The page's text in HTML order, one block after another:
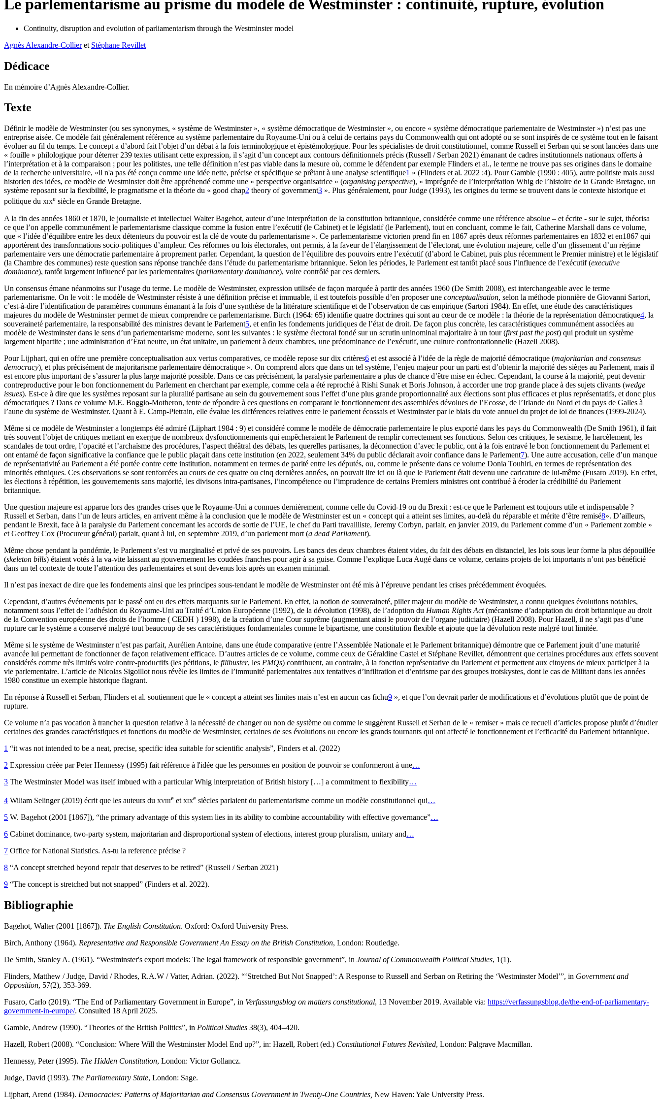
Le parlementarisme au prisme du modèle de Westminster : continuité, rupture, évolution
Continuity, disruption and evolution of parliamentarism through the Westminster model
Agnès Alexandre-Collieret Stéphane Revillet
Dédicace
En mémoire d’Agnès Alexandre-Collier.
Texte
Définir le modèle de Westminster (ou ses synonymes, « système de Westminster », « système démocratique de Westminster », ou encore « système démocratique parlementaire de Westminster ») n’est pas une
entreprise aisée. Ce modèle fait généralement référence au système parlementaire du Royaume-Uni ou à celui de certains pays du Commonwealth qui ont adopté ou se sont inspirés de ce système tout en le faisant
évoluer au fil du temps. Le concept a d’abord fait l’objet d’un débat à la fois terminologique et épistémologique. Pour les spécialistes de droit constitutionnel, comme Russell et Serban qui se sont lancées dans une
« fouille » philologique pour déterrer 239 textes utilisant cette expression, il s’agit d’un concept aux contours définitionnels précis (Russell / Serban 2021) émanant de cadres institutionnels nationaux offerts à
l’interprétation et à la comparaison ; pour les politistes, une telle définition n’est pas viable dans la mesure où, comme le défendent par exemple Flinders et al., le terme ne trouve pas ses origines dans le domaine
de la recherche universitaire, «il n'a pas été conçu comme une idée nette, précise et spécifique se prêtant à une analyse scientifique1 » (Flinders et al. 2022 :4). Pour Gamble (1990 : 405), autre politiste mais aussi
historien des idées, ce modèle de Westminster doit être appréhendé comme une « perspective organisatrice » (organising perspective), « imprégnée de l’interprétation Whig de l’histoire de la Grande Bretagne, un
système reposant sur la flexibilité, le pragmatisme et la théorie du « good chap2 theory of government3 ». Plus généralement, pour Judge (1993), les origines du terme se trouvent dans le contexte historique et
politique du xixe siècle en Grande Bretagne.
A la fin des années 1860 et 1870, le journaliste et intellectuel Walter Bagehot, auteur d’une interprétation de la constitution britannique, considérée comme une référence absolue – et écrite - sur le sujet, théorisa
ce que l’on appelle communément le parlementarisme classique comme la fusion entre l’exécutif (le Cabinet) et le législatif (le Parlement), tout en concluant, comme le fait, Catherine Marshall dans ce volume,
que « l’idée d’équilibre entre les deux détenteurs du pouvoir est la clé de voute du parlementarisme ». Ce parlementarisme victorien prend fin en 1867 après deux réformes parlementaires en 1832 et en1867 qui
apportèrent des transformations socio-politiques d’ampleur. Ces réformes ou lois électorales, ont permis, à la faveur de l’élargissement de l’électorat, une évolution majeure, celle d’un glissement d’un régime
parlementaire vers une démocratie parlementaire à proprement parler. Cependant, la question de l’équilibre des pouvoirs entre l’exécutif (d’abord le Cabinet, puis plus récemment le Premier ministre) et le législatif
(la Chambre des communes) reste question sans réponse tranchée dans l’étude du parlementarisme britannique. Selon les périodes, le Parlement est tantôt placé sous l’influence de l’exécutif (executive
dominance), tantôt largement influencé par les parlementaires (parliamentary dominance), voire contrôlé par ces derniers.
Un consensus émane néanmoins sur l’usage du terme. Le modèle de Westminster, expression utilisée de façon marquée à partir des années 1960 (De Smith 2008), est interchangeable avec le terme
parlementarisme. On le voit : le modèle de Westminster résiste à une définition précise et immuable, il est toutefois possible d’en proposer une conceptualisation, selon la méthode pionnière de Giovanni Sartori,
c’est-à-dire l’identification de paramètres communs émanant à la fois d’une synthèse de la littérature scientifique et de l’observation de cas empirique (Sartori 1984). En effet, une étude des caractéristiques
majeures du modèle de Westminster permet de mieux comprendre ce parlementarisme. Birch (1964: 65) identifie quatre doctrines qui sont au cœur de ce modèle : la théorie de la représentation démocratique4, la
souveraineté parlementaire, la responsabilité des ministres devant le Parlement5, et enfin les fondements juridiques de l’état de droit. De façon plus concrète, les caractéristiques communément associées au
modèle de Westminster dans le sens d’un parlementarisme moderne, sont les suivantes : le système électoral fondé sur un scrutin uninominal majoritaire à un tour (first past the post) qui produit un système
largement bipartite ; une administration d’État neutre, un état unitaire, un parlement à deux chambres, une prédominance de l’exécutif, une culture confrontationnelle (Hazell 2008).
Pour Lijphart, qui en offre une première conceptualisation aux vertus comparatives, ce modèle repose sur dix critères6 et est associé à l’idée de la règle de majorité démocratique (majoritarian and consensus
democracy), et plus précisément de majoritarisme parlementaire démocratique ». On comprend alors que dans un tel système, l’enjeu majeur pour un parti est d’obtenir la majorité des sièges au Parlement, mais il
est encore plus important de s’assurer la plus large majorité possible. Dans ce cas précisément, la paralysie parlementaire a plus de chance d’être mise en échec. Cependant, la course à la majorité, peut devenir
contreproductive pour le bon fonctionnement du Parlement en cherchant par exemple, comme cela a été reproché à Rishi Sunak et Boris Johnson, à accorder une trop grande place à des sujets clivants (wedge
issues). Est-ce à dire que les systèmes reposant sur la pluralité partisane au sein du gouvernement sous l’effet d’une plus grande proportionnalité aux élections sont plus efficaces et plus représentatifs, et donc plus
démocratiques ? Dans ce volume M.E. Boggio-Motheron, tente de répondre à ces questions en comparant le fonctionnement des assemblées dévolues de l’Ecosse, de l’Irlande du Nord et du pays de Galles à
l’aune du système de Westminster. Quant à E. Camp-Pietrain, elle évalue les différences relatives entre le parlement écossais et Westminster par le biais du vote annuel du projet de loi de finances (1999-2024).
Même si ce modèle de Westminster a longtemps été admiré (Lijphart 1984 : 9) et considéré comme le modèle de démocratie parlementaire le plus exporté dans les pays du Commonwealth (De Smith 1961), il fait
très souvent l’objet de critiques mettant en exergue de nombreux dysfonctionnements qui empêcheraient le Parlement de remplir correctement ses fonctions. Selon ces critiques, le sexisme, le harcèlement, les
scandales de tout ordre, l’opacité et l’archaïsme des procédures, l’aspect théâtral des débats, les querelles partisanes, la déconnection d’avec le public, ont à la fois entravé le bon fonctionnement du Parlement et
ont entamé de façon significative la confiance que le public plaçait dans cette institution (en 2022, seulement 34% du public déclarait avoir confiance dans le Parlement7). Une autre accusation, celle d’un manque
de représentativité au Parlement a été portée contre cette institution, notamment en termes de parité entre les députés, ou, comme le présente dans ce volume Donia Touhiri, en termes de représentation des
minorités ethniques. Ces observations se sont renforcées au cours de ces quatre ou cinq dernières années, on pouvait lire ici ou là que le Parlement était devenu une caricature de lui-même (Fusaro 2019). En effet,
les élections à répétition, les gouvernements sans majorité, les divisons intra-partisanes, l’incompétence ou l’imprudence de certains Premiers ministres ont contribué à éroder la crédibilité du Parlement
britannique.
Une question majeure est apparue lors des grandes crises que le Royaume-Uni a connues dernièrement, comme celle du Covid-19 ou du Brexit : est-ce que le Parlement est toujours utile et indispensable ?
Russell et Serban, dans l’un de leurs articles, en arrivent même à la conclusion que le modèle de Westminster est un « concept qui a atteint ses limites, au-delà du réparable et mérite d’être remisé8». D’ailleurs,
pendant le Brexit, face à la paralysie du Parlement concernant les accords de sortie de l’UE, le chef du Parti travailliste, Jeremy Corbyn, parlait, en janvier 2019, du Parlement comme d’un « Parlement zombie »
et Geoffrey Cox (Procureur général) parlait, quant à lui, en septembre 2019, d’un parlement mort (a dead Parliament).
Même chose pendant la pandémie, le Parlement s’est vu marginalisé et privé de ses pouvoirs. Les bancs des deux chambres étaient vides, du fait des débats en distanciel, les lois sous leur forme la plus dépouillée
(skeleton bills) étaient votés à la va-vite laissant au gouvernement les coudées franches pour agir à sa guise. Comme l’explique Luca Augé dans ce volume, certains projets de loi importants n’ont pas bénéficié
dans un tel contexte de toute l’attention des parlementaires et sont devenus lois après un examen minimal.
Il n’est pas inexact de dire que les fondements ainsi que les principes sous-tendant le modèle de Westminster ont été mis à l’épreuve pendant les crises précédemment évoquées.
Cependant, d’autres événements par le passé ont eu des effets marquants sur le Parlement. En effet, la notion de souveraineté, pilier majeur du modèle de Westminster, a connu quelques évolutions notables,
notamment sous l’effet de l’adhésion du Royaume-Uni au Traité d’Union Européenne (1992), de la dévolution (1998), de l’adoption du Human Rights Act(mécanisme d’adaptation du droit britannique au droit
de la Convention européenne des droits de l’homme ( CEDH ) 1998), de la création d’une Cour suprême (augmentant ainsi le pouvoir de l’organe judiciaire) (Hazell 2008). Pour Hazell, il ne s’agit pas d’une
rupture car le système a conservé malgré tout beaucoup de ses caractéristiques fondamentales comme le bipartisme, une constitution flexible et ajoute que la dévolution reste malgré tout limitée.
Même si le système de Westminster n’est pas parfait, Aurélien Antoine, dans une étude comparative (entre l’Assemblée Nationale et le Parlement britannique) démontre que ce Parlement jouit d’une maturité
avancée lui permettant de fonctionner de façon relativement efficace. D’autres articles de ce volume, comme ceux de Géraldine Castel et Stéphane Revillet, démontrent que certaines procédures aux effets souvent
considérés comme très limités voire contre-productifs (les pétitions, le filibuster, les PMQs) contribuent, au contraire, à la fonction représentative du Parlement et permettent aux citoyens de mieux participer à la
vie parlementaire. L’article de Nicolas Sigoillot nous révèle les limites de l’immunité parlementaires aux tentatives d’infiltration et d’entrisme par des groupes trotskystes, dont le cas de Militant dans les années
1980 constitue un exemple historique flagrant.
En réponse à Russell et Serban, Flinders et al. soutiennent que le « concept a atteint ses limites mais n’est en aucun cas fichu9 », et que l’on devrait parler de modifications et d’évolutions plutôt que de point de
rupture.
Ce volume n’a pas vocation à trancher la question relative à la nécessité de changer ou non de système ou comme le suggèrent Russell et Serban de le « remiser » mais ce recueil d’articles propose plutôt d’étudier
certaines des grandes caractéristiques et fonctions du modèle de Westminster, certaines de ses évolutions ou encore les grands tournants qui ont affecté le fonctionnement et l’efficacité du Parlement britannique.
1 “it was not intended to be a neat, precise, specific idea suitable for scientific analysis”, Finders et al. (2022)
2 Expression créée par Peter Hennessy (1995) fait référence à l'idée que les personnes en position de pouvoir se conformeront à une…
3 The Westminster Model was itself imbued with a particular Whig interpretation of British history […] a commitment to flexibility…
4 Wiliam Selinger (2019) écrit que les auteurs du xviiie et xixe siècles parlaient du parlementarisme comme un modèle constitutionnel qui…
5 W. Bagehot (2001 [1867]), “the primary advantage of this system lies in its ability to combine accountability with effective governance”…
6 Cabinet dominance, two-party system, majoritarian and disproportional system of elections, interest group pluralism, unitary and…
7 Office for National Statistics. As-tu la reference précise ?
8 “A concept stretched beyond repair that deserves to be retired” (Russell / Serban 2021)
9 “The concept is stretched but not snapped” (Finders et al. 2022).
Bibliographie
Bagehot, Walter (2001 [1867]). The English Constitution. Oxford: Oxford University Press.
Birch, Anthony (1964). Representative and Responsible Government An Essay on the British Constitution, London: Routledge.
De Smith, Stanley A. (1961). “Westminster's export models: The legal framework of responsible government”, in Journal of Commonwealth Political Studies, 1(1).
Flinders, Matthew / Judge, David / Rhodes, R.A.W / Vatter, Adrian. (2022). “‘Stretched But Not Snapped’: A Response to Russell and Serban on Retiring the ‘Westminster Model’”, in Government and
Opposition, 57(2), 353-369.
Fusaro, Carlo (2019). “The End of Parliamentary Government in Europe”, in Verfassungsblog on matters constitutional, 13 November 2019. Available via: https://verfassungsblog.de/the-end-of-parliamentary-
government-in-europe/. Consulted 18 April 2025.
Gamble, Andrew (1990). “Theories of the British Politics”, in Political Studies 38(3), 404–420.
Hazell, Robert (2008). “Conclusion: Where Will the Westminster Model End up?”, in: Hazell, Robert (ed.) Constitutional Futures Revisited, London: Palgrave Macmillan.
Hennessy, Peter (1995). The Hidden Constitution, London: Victor Gollancz.
Judge, David (1993). The Parliamentary State, London: Sage.
Lijphart, Arend (1984). Democracies: Patterns of Majoritarian and Consensus Government in Twenty-One Countries, New Haven: Yale University Press.